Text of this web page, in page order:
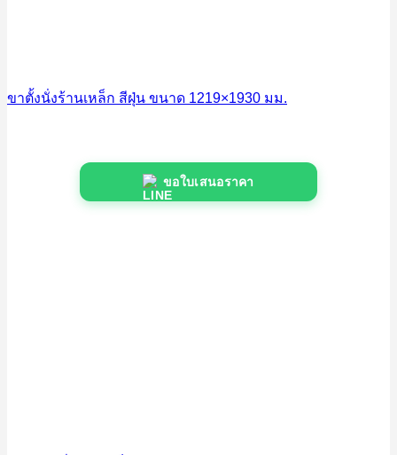
ขาตั้งนั่งร้านเหล็ก สีฝุ่น ขนาด 1219×1930 มม.
ขอใบเสนอราคา